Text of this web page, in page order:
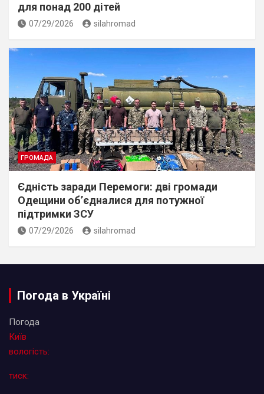
для понад 200 дітей
07/29/2026 silahromad
ГРОМАДА
Єдність заради Перемоги: дві громади
Одещини об’єдналися для потужної
підтримки ЗСУ
07/29/2026 silahromad
Погода в Україні
Погода
Київ
вологість:
тиск: